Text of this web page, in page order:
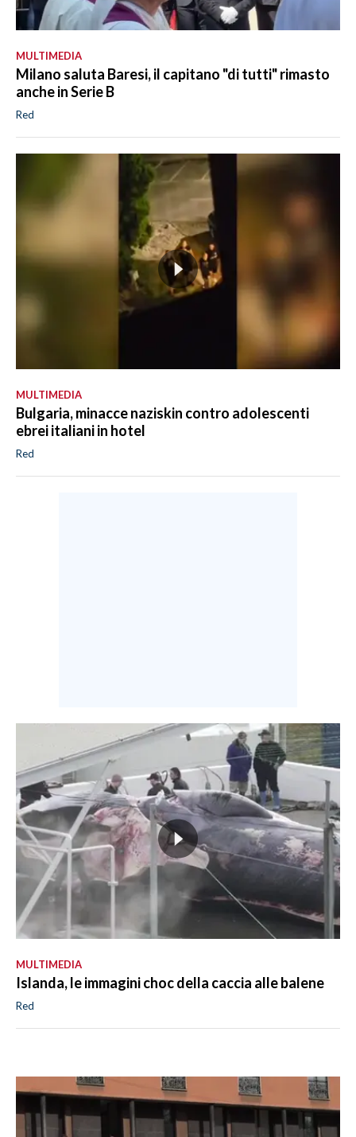
MULTIMEDIA
Milano saluta Baresi, il capitano "di tutti" rimasto
anche in Serie B
Red
MULTIMEDIA
Bulgaria, minacce naziskin contro adolescenti
ebrei italiani in hotel
Red
MULTIMEDIA
Islanda, le immagini choc della caccia alle balene
Red